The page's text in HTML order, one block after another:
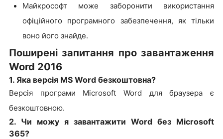
Майкрософт може заборонити використання
офіційного програмного забезпечення, як тільки
воно його знайде.
Поширені запитання про завантаження
Word 2016
1. Яка версія MS Word безкоштовна?
Версія програми Microsoft Word для браузера є
безкоштовною.
2. Чи можу я завантажити Word без Microsoft
365?